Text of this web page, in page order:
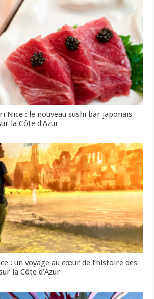
Nice : le nouveau sushi bar japonais
la Côte d’Azur
: un voyage au cœur de l’histoire des
la Côte d’Azur